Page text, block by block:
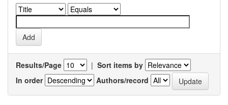
Results/Page | Sort items by
In order
Authors/record